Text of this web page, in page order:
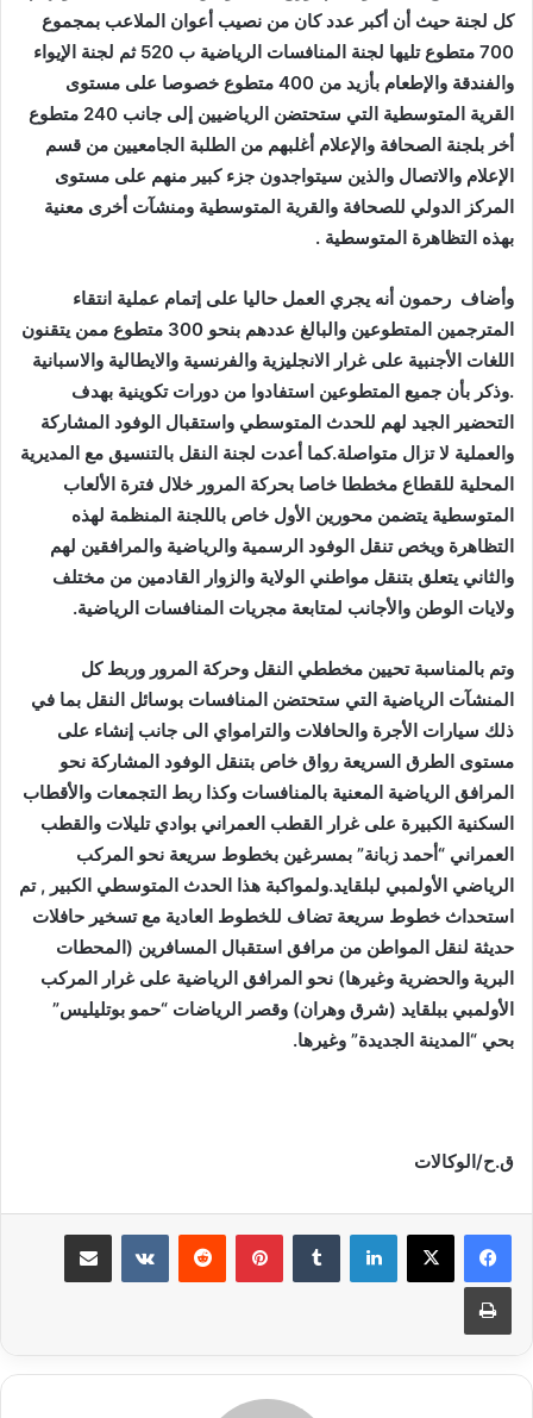
كل لجنة حيث أن أكبر عدد كان من نصيب أعوان الملاعب بمجموع
700 متطوع تليها لجنة المنافسات الرياضية ب 520 ثم لجنة الإيواء
والفندقة والإطعام بأزيد من 400 متطوع خصوصا على مستوى
القرية المتوسطية التي ستحتضن الرياضيين إلى جانب 240 متطوع
أخر بلجنة الصحافة والإعلام أغلبهم من الطلبة الجامعيين من قسم
الإعلام والاتصال والذين سيتواجدون جزء كبير منهم على مستوى
المركز الدولي للصحافة والقرية المتوسطية ومنشآت أخرى معنية
بهذه التظاهرة المتوسطية .
وأضاف رحمون أنه يجري العمل حاليا على إتمام عملية انتقاء
المترجمين المتطوعين والبالغ عددهم بنحو 300 متطوع ممن يتقنون
اللغات الأجنبية على غرار الانجليزية والفرنسية والايطالية والاسبانية
.وذكر بأن جميع المتطوعين استفادوا من دورات تكوينية بهدف
التحضير الجيد لهم للحدث المتوسطي واستقبال الوفود المشاركة
والعملية لا تزال متواصلة.كما أعدت لجنة النقل بالتنسيق مع المديرية
المحلية للقطاع مخططا خاصا بحركة المرور خلال فترة الألعاب
المتوسطية يتضمن محورين الأول خاص باللجنة المنظمة لهذه
التظاهرة ويخص تنقل الوفود الرسمية والرياضية والمرافقين لهم
والثاني يتعلق بتنقل مواطني الولاية والزوار القادمين من مختلف
ولايات الوطن والأجانب لمتابعة مجريات المنافسات الرياضية.
وتم بالمناسبة تحيين مخططي النقل وحركة المرور وربط كل
المنشآت الرياضية التي ستحتضن المنافسات بوسائل النقل بما في
ذلك سيارات الأجرة والحافلات والترامواي الى جانب إنشاء على
مستوى الطرق السريعة رواق خاص بتنقل الوفود المشاركة نحو
المرافق الرياضية المعنية بالمنافسات وكذا ربط التجمعات والأقطاب
السكنية الكبيرة على غرار القطب العمراني بوادي تليلات والقطب
العمراني “أحمد زبانة” بمسرغين بخطوط سريعة نحو المركب
الرياضي الأولمبي لبلقايد.ولمواكبة هذا الحدث المتوسطي الكبير , تم
استحداث خطوط سريعة تضاف للخطوط العادية مع تسخير حافلات
حديثة لنقل المواطن من مرافق استقبال المسافرين (المحطات
البرية والحضرية وغيرها) نحو المرافق الرياضية على غرار المركب
الأولمبي ببلقايد (شرق وهران) وقصر الرياضات “حمو بوتليليس”
بحي “المدينة الجديدة” وغيرها.
ق.ح/الوكالات
لينكدإن بينتيريست
طباعة